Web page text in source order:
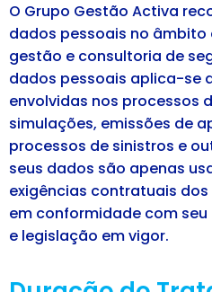
O Grupo Gestão Activa
dados pessoais no
gestão e consultoria de
dados pessoais aplica-se
envolvidas nos processos
simulações, emissões de
processos de sinistros e
seus dados são apenas
exigências contratuais
em conformidade com
e legislação em vigor.